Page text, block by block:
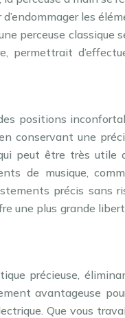
les
perceuse classique
permettrait
positions
conservant une
peut être très utile
de musique,
précis sans
une plus grande
précieuse,
avantageuse
Que vous